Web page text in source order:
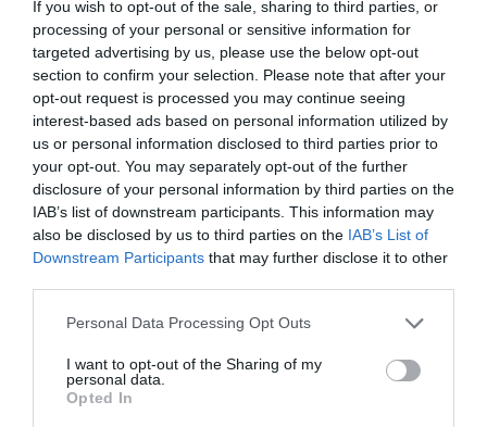
If you wish to opt-out of the sale, sharing to third parties, or
processing of your personal or sensitive information for
targeted advertising by us, please use the below opt-out
section to confirm your selection. Please note that after your
opt-out request is processed you may continue seeing
interest-based ads based on personal information utilized by
us or personal information disclosed to third parties prior to
your opt-out. You may separately opt-out of the further
disclosure of your personal information by third parties on the
IAB’s list of downstream participants. This information may
also be disclosed by us to third parties on the IAB’s List of
Downstream Participants that may further disclose it to other
Personal Data Processing Opt Outs
I want to opt-out of the Sharing of my
personal data.
Opted In
El IBEX 35 cerró la sesión del miércoles en
los 20.057 puntos, un nuevo récord
Eulogio López
Ceuta. Nuestra Señora de África:
convertir al musulmán
Eulogio López
No perdamos el norte: la
emigración es mala